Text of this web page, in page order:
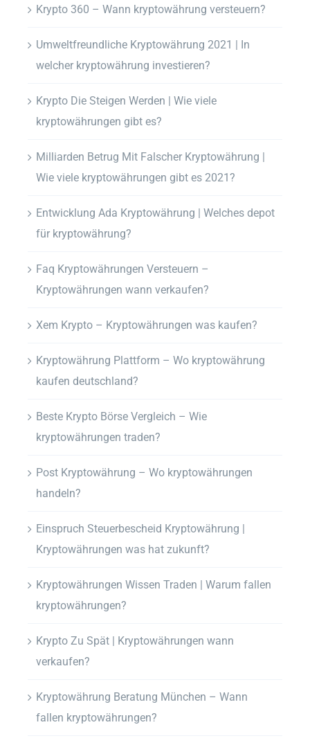
Krypto 360 – Wann kryptowährung versteuern?
Umweltfreundliche Kryptowährung 2021 | In
welcher kryptowährung investieren?
Krypto Die Steigen Werden | Wie viele
kryptowährungen gibt es?
Milliarden Betrug Mit Falscher Kryptowährung |
Wie viele kryptowährungen gibt es 2021?
Entwicklung Ada Kryptowährung | Welches depot
für kryptowährung?
Faq Kryptowährungen Versteuern –
Kryptowährungen wann verkaufen?
Xem Krypto – Kryptowährungen was kaufen?
Kryptowährung Plattform – Wo kryptowährung
kaufen deutschland?
Beste Krypto Börse Vergleich – Wie
kryptowährungen traden?
Post Kryptowährung – Wo kryptowährungen
handeln?
Einspruch Steuerbescheid Kryptowährung |
Kryptowährungen was hat zukunft?
Kryptowährungen Wissen Traden | Warum fallen
kryptowährungen?
Krypto Zu Spät | Kryptowährungen wann
verkaufen?
Kryptowährung Beratung München – Wann
fallen kryptowährungen?